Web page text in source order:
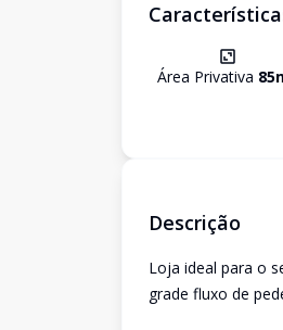
Área Privativa 85
Descrição
Loja ideal para o
grade fluxo de